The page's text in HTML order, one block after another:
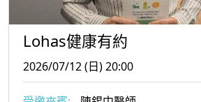
Lohas健康有約
2026/07/12 (日) 20:00